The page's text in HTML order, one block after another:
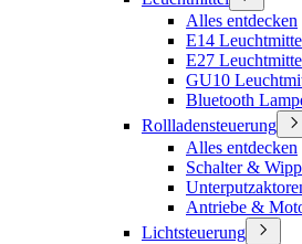
Alles entdecken
E14
E27
GU10
Bluetooth
Rollladensteuerung
Alles entdecken
Schalter &
Antriebe &
Lichtsteuerung